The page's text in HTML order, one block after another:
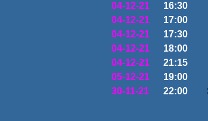
04-12-21
16:30
04-12-21
17:00
04-12-21
17:30
04-12-21
18:00
04-12-21
21:15
05-12-21
19:00
30-11-21
22:00